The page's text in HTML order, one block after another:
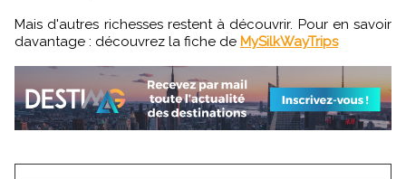
Mais d'autres richesses restent à découvrir. Pour en savoir
davantage : découvrez la fiche de MySilkWayTrips